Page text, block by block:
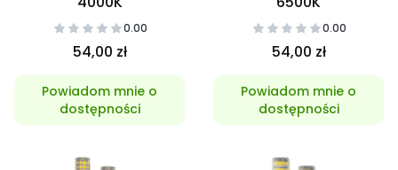
0.00
54,00 zł
Powiadom mnie o
dostępności
0.00
54,00 zł
Powiadom mnie o
dostępności